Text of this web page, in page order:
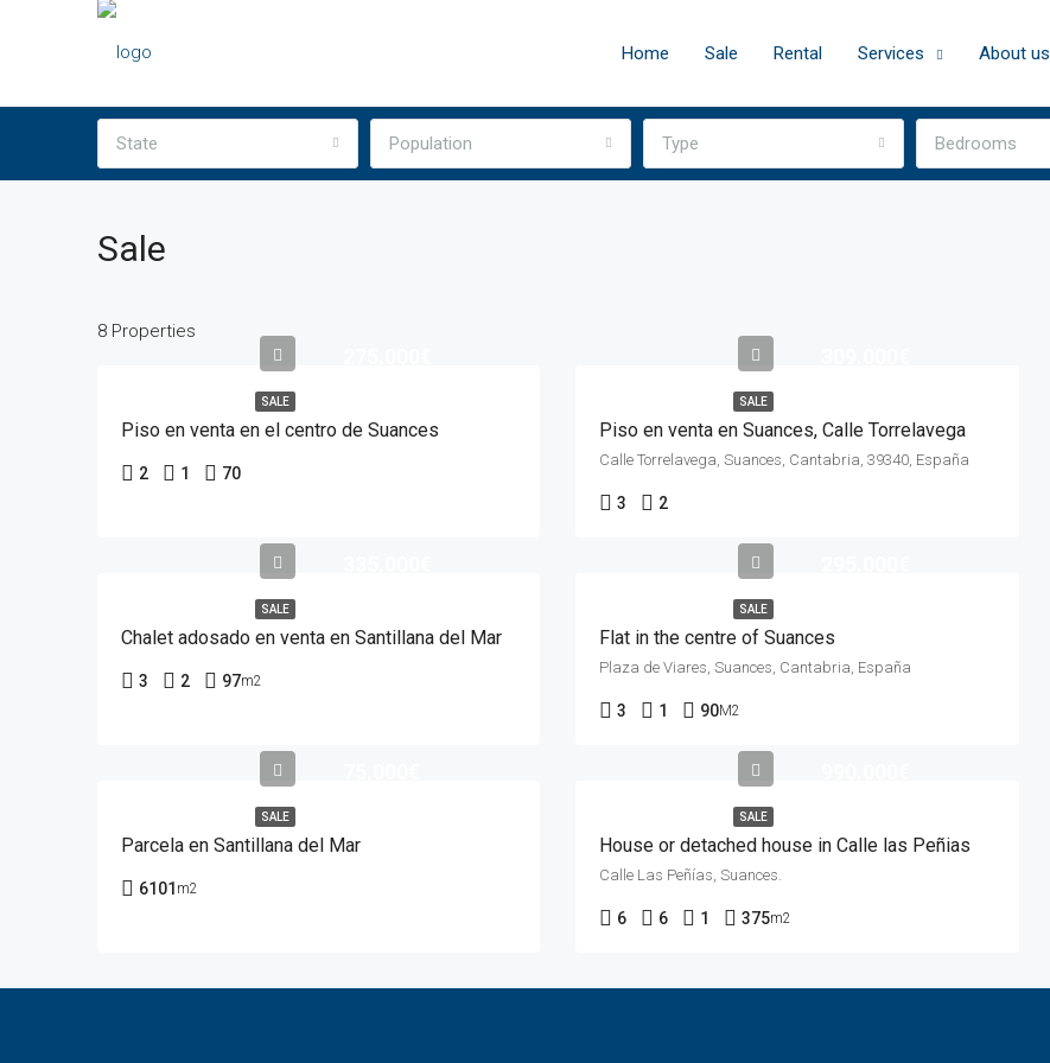
Home Sale Rental Services About us
State Population Type Bedrooms
Sale
8 Properties
SALE
Piso en venta en el centro de Suances
2 1 70
SALE
Piso en venta en Suances, Calle Torrelavega
Calle Torrelavega, Suances, Cantabria, 39340, España
3 2
SALE
Chalet adosado en venta en Santillana del Mar
3 2 97m2
SALE
Flat in the centre of Suances
Plaza de Viares, Suances, Cantabria, España
3 1 90M2
SALE
Parcela en Santillana del Mar
6101 m2
SALE
House or detached house in Calle las Peñias
Calle Las Peñías, Suances.
6 6 1 375m2